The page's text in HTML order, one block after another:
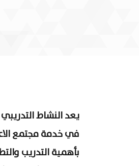
يعد النشاط
في خدمة مجتمع
بأهمية التدريب